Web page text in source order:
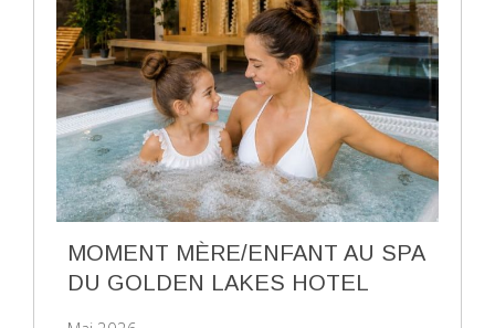
MOMENT MÈRE/ENFANT AU SPA
DU GOLDEN LAKES HOTEL